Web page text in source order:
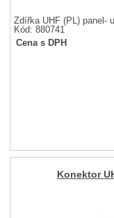
Zdířka UHF (PL) panel-
Kód: 880741
Cena s DPH
Konektor